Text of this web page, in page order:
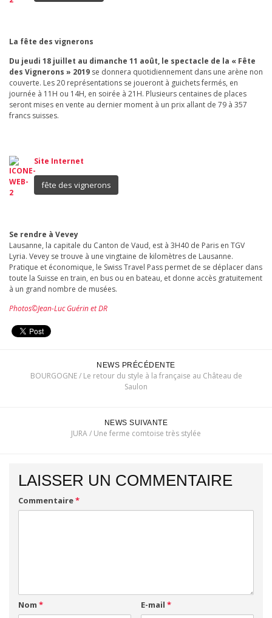
La fête des vignerons
Du jeudi 18 juillet au dimanche 11 août, le spectacle de la « Fête
des Vignerons » 2019 se donnera quotidiennement dans une arène non
couverte. Les 20 représentations se joueront à guichets fermés, en
journée à 11H ou 14H, en soirée à 21H. Plusieurs centaines de places
seront mises en vente au dernier moment à un prix allant de 79 à 357
francs suisses.
Site Internet
fête des vignerons
Se rendre à Vevey
Lausanne, la capitale du Canton de Vaud, est à 3H40 de Paris en TGV
Lyria. Vevey se trouve à une vingtaine de kilomètres de Lausanne.
Pratique et économique, le Swiss Travel Pass permet de se déplacer dans
toute la Suisse en train, en bus ou en bateau, et donne accès gratuitement
à un grand nombre de musées.
Photos©Jean-Luc Guérin et DR
NEWS PRÉCÉDENTE
BOURGOGNE / Le retour du style à la française au Château de
Saulon
NEWS SUIVANTE
JURA / Une ferme comtoise très stylée
LAISSER UN COMMENTAIRE
Commentaire*
Nom * E-mail *